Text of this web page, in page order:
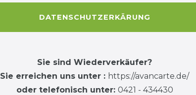
DATENSCHUTZERKÄRUNG
Sie sind Wiederverkäufer?
Sie erreichen uns unter : https://avancarte.de/
oder telefonisch unter: 0421 - 434430